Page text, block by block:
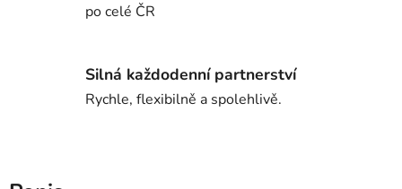
po celé ČR
Silná každodenní partnerství
Rychle, flexibilně a spolehlivě.